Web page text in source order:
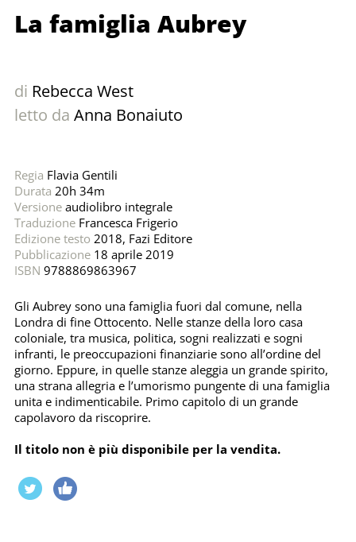
La famiglia Aubrey
di Rebecca West
letto da Anna Bonaiuto
Regia Flavia Gentili
Durata 20h 34m
Versioneaudiolibro integrale
TraduzioneFrancesca Frigerio
Edizione testo 2018, Fazi Editore
Pubblicazione18 aprile 2019
ISBN 9788869863967
Gli Aubrey sono una famiglia fuori dal comune, nella
Londra di fine Ottocento. Nelle stanze della loro casa
coloniale, tra musica, politica, sogni realizzati e sogni
infranti, le preoccupazioni finanziarie sono all’ordine del
giorno. Eppure, in quelle stanze aleggia un grande spirito,
una strana allegria e l’umorismo pungente di una famiglia
unita e indimenticabile. Primo capitolo di un grande
capolavoro da riscoprire.
Il titolo non è più disponibile per la vendita.